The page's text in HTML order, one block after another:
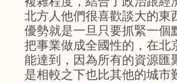
北方人他們很喜歡談大的東
優勢就是一旦只要抓緊一個
把事業做成全國性的，在北
能達到，因為所有的資源匯
是相較之下也比其他的城市